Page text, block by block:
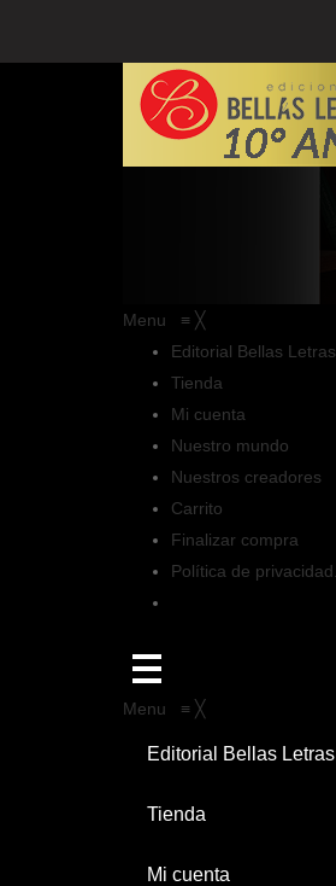
Menu ≡ ╳
Editorial Bellas Letras
Tienda
Mi cuenta
Nuestro mundo
Nuestros creadores
Carrito
Finalizar compra
Política de privacidad.
Menu ≡ ╳
Editorial Bellas Letras
Tienda
Mi cuenta